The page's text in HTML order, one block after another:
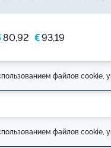
80,92 €93,19
файлов cookie,
файлов cookie,